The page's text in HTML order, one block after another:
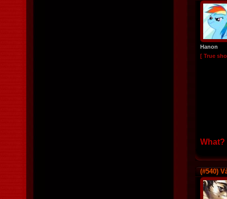
Hanon
[ True
(#540)